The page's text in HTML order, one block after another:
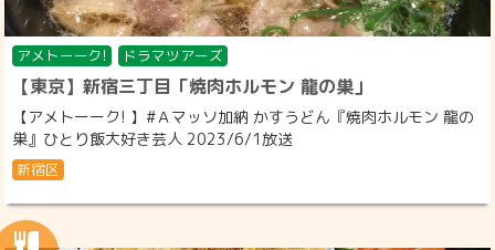
アメトーーク! ドラマツアーズ
【東京】新宿三丁目「焼肉ホルモン 龍の巣」
【アメトーーク! 】#Ａマッソ加納 かすうどん『焼肉ホルモン 龍の
巣』ひとり飯大好き芸人 2023/6/1放送
新宿区